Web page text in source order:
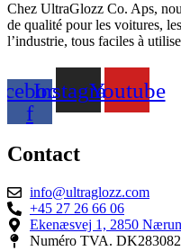
Chez UltraGlozz Co. Aps,
de qualité pour les voitures,
l’industrie, tous faciles à
f
InstagramYoutube
Contact
info@ultraglozz.com
+45 27 26 66 06
Ekenæsvej 1, 2850
Numéro TVA.